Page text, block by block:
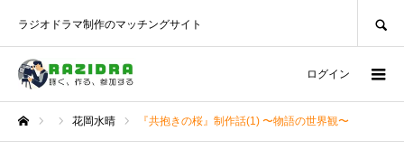
ラジオドラマ制作のマッチングサイト
ログイン
花岡水晴 『共抱きの桜』制作話(1) 〜物語の世界観〜